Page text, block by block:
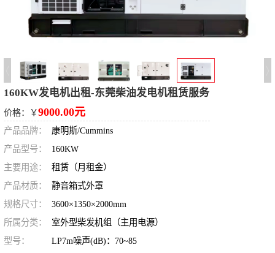
160KW发电机出租-东莞柴油发电机租赁服务
价格：￥9000.00元
产品品牌：
康明斯/Cummins
产品型号：
160KW
主要用途：
租赁（月租金）
产品材质：
静音箱式外罩
规格尺寸：
3600×1350×2000mm
所属分类：
室外型柴发机组（主用电源）
型号：
LP7m噪声(dB)：70~85
汕头租赁